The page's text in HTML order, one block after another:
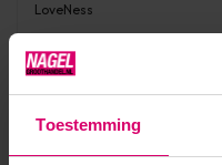
Toestemming
LoveNess
LoveNess Candy Aurora
Pigment 08
Op voorraad
9,97